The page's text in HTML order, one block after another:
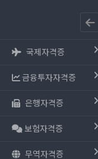
국제자격증
금융투자자격증
은행자격증
보험자격증
무역자격증